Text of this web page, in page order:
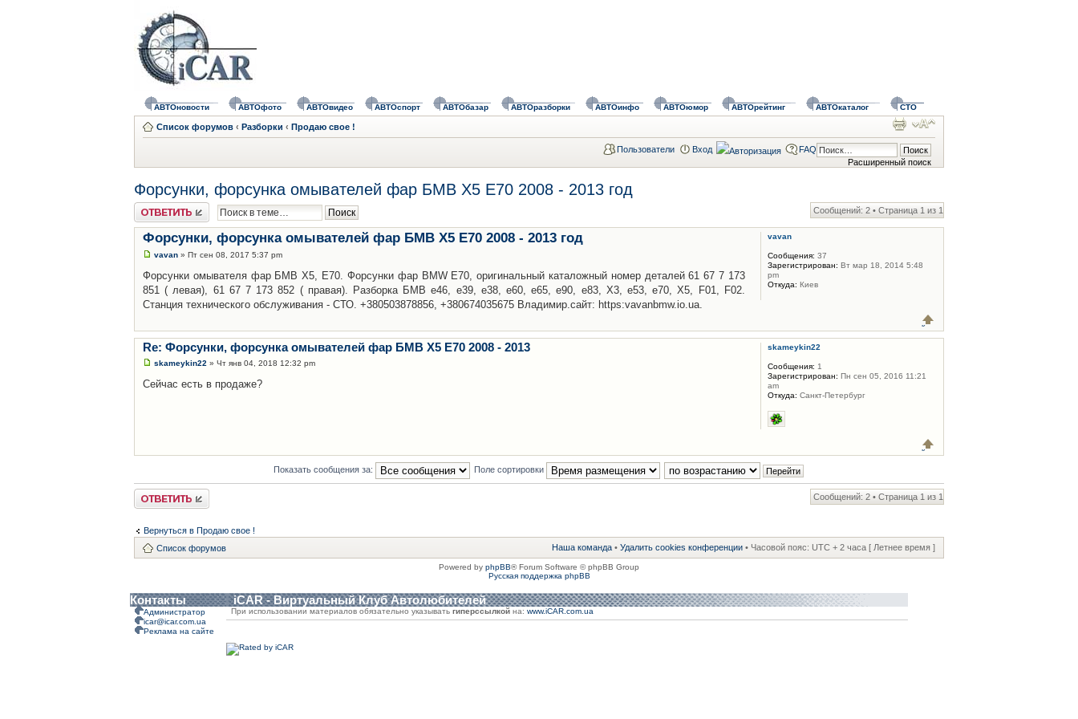
АВТОновости АВТОфото АВТОвидео АВТОспорт АВТОбазар АВТОразборки АВТОинфо АВТОюмор АВТОрейтинг АВТОкаталог СТО
Список форумов ‹ Разборки ‹ Продаю свое !
Расширенный поиск
Пользователи Вход FAQ
Форсунки, форсунка омывателей фар БМВ Х5 Е70 2008 - 2013 год
Ответить Сообщений: 2 • Страница 1 из 1
Форсунки, форсунка омывателей фар БМВ Х5 Е70 2008 - 2013 год
vavan » Пт сен 08, 2017 5:37 pm
Форсунки омывателя фар БМВ Х5, Е70. Форсунки фар BMW E70, оригинальный каталожный номер деталей 61 67 7 173
851 ( левая), 61 67 7 173 852 ( правая). Разборка БМВ е46, е39, е38, е60, е65, е90, е83, Х3, е53, е70, Х5, F01, F02.
Станция технического обслуживания - СТО. +380503878856, +380674035675 Владимир.сайт: https:vavanbmw.io.ua.
vavan
Сообщения: 37
Зарегистрирован: Вт мар 18, 2014 5:48
pm
Откуда: Киев
Re: Форсунки, форсунка омывателей фар БМВ Х5 Е70 2008 - 2013
skameykin22 » Чт янв 04, 2018 12:32 pm
Сейчас есть в продаже?
skameykin22
Сообщения: 1
Зарегистрирован: Пн сен 05, 2016 11:21
am
Откуда: Санкт-Петербург
Показать сообщения за: Поле сортировки
Ответить Сообщений: 2 • Страница 1 из 1
Вернуться в Продаю свое !
Список форумов
Наша команда • Удалить cookies конференции • Часовой пояс: UTC + 2 часа [ Летнее время ]
Powered by phpBB® Forum Software © phpBB Group
Русская поддержка phpBB
Контакты iCAR - Виртуальный Клуб Автолюбителей
Администратор
icar@icar.com.ua
Реклама на сайте
При использовании материалов обязательно указывать гиперссылкой на: www.iCAR.com.ua